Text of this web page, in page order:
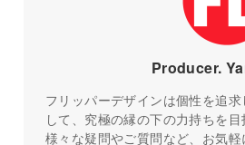
Producer.
フリッパーデザインは個性を追
して、究極の縁の下の力持ちを
様々な疑問やご質問など、お気軽